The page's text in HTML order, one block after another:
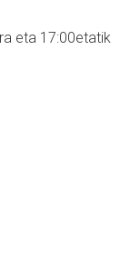
eta 17:00etatik